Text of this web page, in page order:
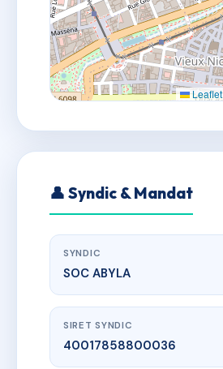
Leaflet
👤 Syndic & Mandat
SYNDIC
SOC ABYLA
SIRET SYNDIC
40017858800036